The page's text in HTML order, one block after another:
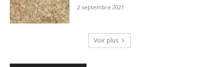
2 septembre 2021
Voir plus